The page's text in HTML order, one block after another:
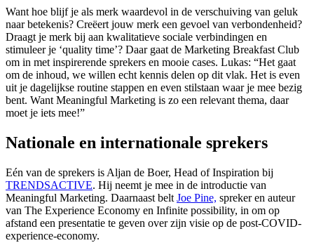
Want hoe blijf je als merk waardevol in de verschuiving van geluk
naar betekenis? Creëert jouw merk een gevoel van verbondenheid?
Draagt je merk bij aan kwalitatieve sociale verbindingen en
stimuleer je ‘quality time’? Daar gaat de Marketing Breakfast Club
om in met inspirerende sprekers en mooie cases. Lukas: “Het gaat
om de inhoud, we willen echt kennis delen op dit vlak. Het is even
uit je dagelijkse routine stappen en even stilstaan waar je mee bezig
bent. Want Meaningful Marketing is zo een relevant thema, daar
moet je iets mee!”
Nationale en internationale sprekers
Eén van de sprekers is Aljan de Boer, Head of Inspiration bij
TRENDSACTIVE. Hij neemt je mee in de introductie van
Meaningful Marketing. Daarnaast belt Joe Pine, spreker en auteur
van The Experience Economy en Infinite possibility, in om op
afstand een presentatie te geven over zijn visie op de post-COVID-
experience-economy.